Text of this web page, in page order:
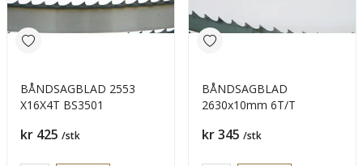
BÅNDSAGBLAD 2553
X16X4T BS3501
Pris
kr 425 /stk
BÅNDSAGBLAD
2630x10mm 6T/T
Pris
kr 345 /stk